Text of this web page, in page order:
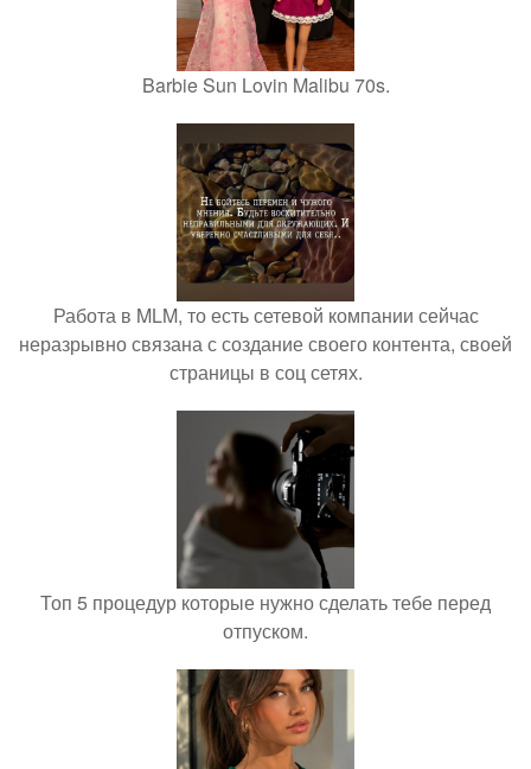
Barbie Sun Lovin Malibu 70s.
Работа в MLM, то есть сетевой компании сейчас
неразрывно связана с создание своего контента, своей
страницы в соц сетях.
Топ 5 процедур которые нужно сделать тебе перед
отпуском.